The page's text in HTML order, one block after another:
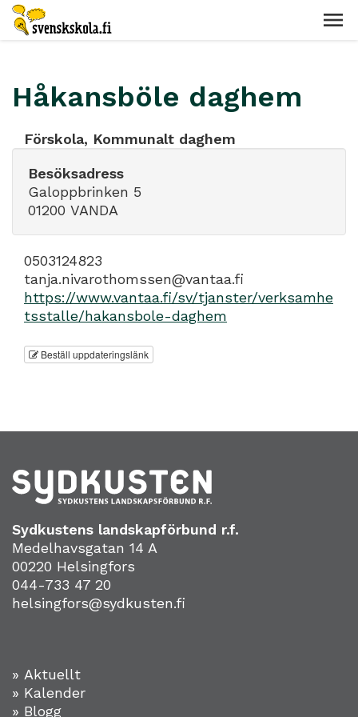
Håkansböle daghem
Förskola, Kommunalt daghem
Besöksadress
Galoppbrinken 5
01200 VANDA
0503124823
tanja.nivarothomssen@vantaa.fi
https://www.vantaa.fi/sv/tjanster/verksamhe
tsstalle/hakansbole-daghem
Beställ uppdateringslänk
Sydkustens landskapförbund r.f.
Medelhavsgatan 14 A
00220 Helsingfors
044-733 47 20
helsingfors@sydkusten.fi
» Aktuellt
» Kalender
» Blogg